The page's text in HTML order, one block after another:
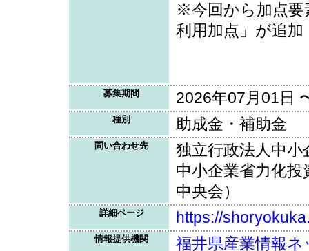
※今回から加点要
利用加点」が追加
募集期間 2026年07月01日
種別 助成金・補助金
問い合わせ先
独立行政法人中小
中小企業省力化
中央会）
詳細ページ https://
情報提供機関 福井県産業情報